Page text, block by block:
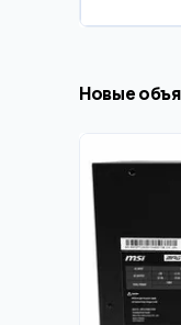
Новые